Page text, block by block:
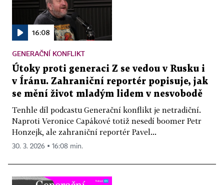
16:08
GENERAČNÍ KONFLIKT
Útoky proti generaci Z se vedou v Rusku i
v Íránu. Zahraniční reportér popisuje, jak
se mění život mladým lidem v nesvobodě
Tenhle díl podcastu Generační konflikt je netradiční.
Naproti Veronice Capákové totiž nesedí boomer Petr
Honzejk, ale zahraniční reportér Pavel...
30. 3. 2026 ▪ 16:08 min.